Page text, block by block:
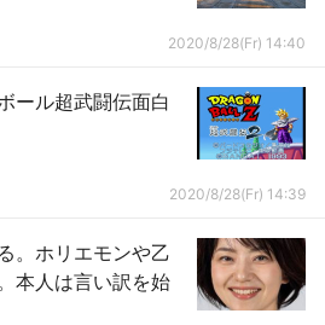
2020/8/28(Fr) 14:40
ール超武闘伝面白
2020/8/28(Fr) 14:39
。ホリエモンや乙
本人は言い訳を始